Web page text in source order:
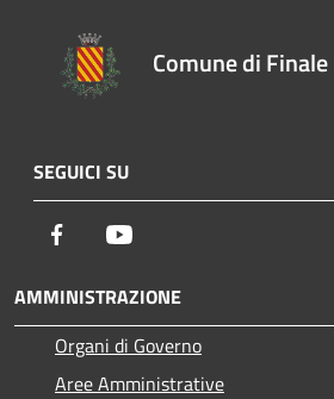
Comune di
SEGUICI SU
Facebook
AMMINISTRAZIONE
Organi di Governo
Aree Amministrative